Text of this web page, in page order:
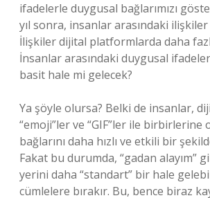
ifadelerle duygusal bağlarımızı
yıl sonra, insanlar arasındaki ilişkiler
İlişkiler dijital platformlarda daha
İnsanlar arasındaki duygusal
basit hale mi gelecek?
Ya şöyle olursa? Belki de insanlar,
“emoji”ler ve “GIF”ler ile birbirlerine
bağlarını daha hızlı ve etkili bir
Fakat bu durumda, “gadan alayım”
yerini daha “standart” bir hale
cümlelere bırakır. Bu, bence biraz